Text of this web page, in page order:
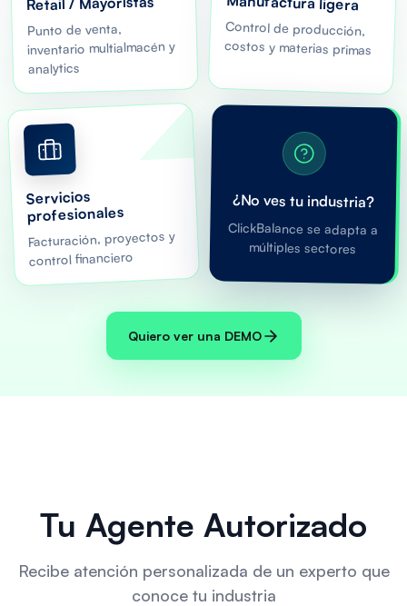
Punto de venta,
inventario multialmacén y
analytics
Control de producción,
costos y materias primas
Servicios
profesionales
Facturación, proyectos y
control financiero
¿No ves tu industria?
ClickBalance se adapta a
múltiples sectores
Quiero ver una DEMO
Tu Agente Autorizado
Recibe atención personalizada de un experto que
conoce tu industria